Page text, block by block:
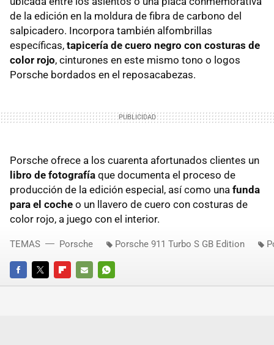
de la edición en la moldura de fibra de carbono del
salpicadero. Incorpora también alfombrillas
específicas, tapicería de cuero negro con costuras de
color rojo, cinturones en este mismo tono o logos
Porsche bordados en el reposacabezas.
Porsche ofrece a los cuarenta afortunados clientes un
libro de fotografía que documenta el proceso de
producción de la edición especial, así como una funda
para el coche o un llavero de cuero con costuras de
color rojo, a juego con el interior.
FACEBOOKTWITTERFLIPBOARD
E-
WHATSAPP
TEMAS Porsche Porsche 911 Turbo S GB Edition